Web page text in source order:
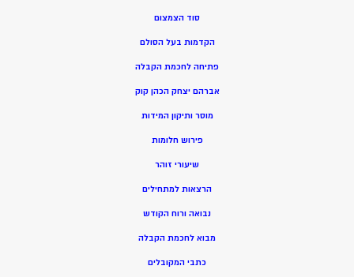
סוד הצמצום
הקדמות בעל הסולם
פתיחה לחכמת הקבלה
אברהם יצחק הכהן קוק
מוסר ותיקון המידות
פירוש חלומות
שיעורי זוהר
הרצאות למתחילים
נבואה ורוח הקודש
מבוא לחכמת הקבלה
כתבי המקובלים